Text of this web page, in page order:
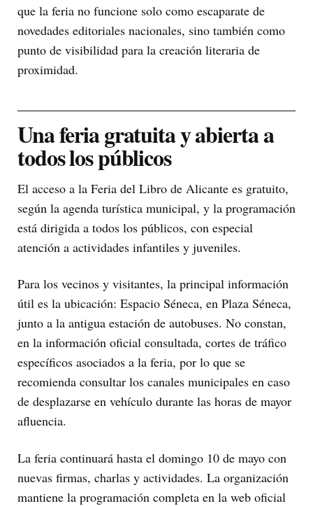
que la feria no funcione solo como escaparate de
novedades editoriales nacionales, sino también como
punto de visibilidad para la creación literaria de
proximidad.
Una feria gratuita y abierta a
todos los públicos
El acceso a la Feria del Libro de Alicante es gratuito,
según la agenda turística municipal, y la programación
está dirigida a todos los públicos, con especial
atención a actividades infantiles y juveniles.
Para los vecinos y visitantes, la principal información
útil es la ubicación: Espacio Séneca, en Plaza Séneca,
junto a la antigua estación de autobuses. No constan,
en la información oficial consultada, cortes de tráfico
específicos asociados a la feria, por lo que se
recomienda consultar los canales municipales en caso
de desplazarse en vehículo durante las horas de mayor
afluencia.
La feria continuará hasta el domingo 10 de mayo con
nuevas firmas, charlas y actividades. La organización
mantiene la programación completa en la web oficial